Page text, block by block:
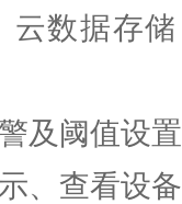
数据存储
及阈值设置
查看设备